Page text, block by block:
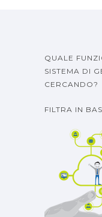
QUALE
SISTEMA DI
CERCANDO?
FILTRA IN